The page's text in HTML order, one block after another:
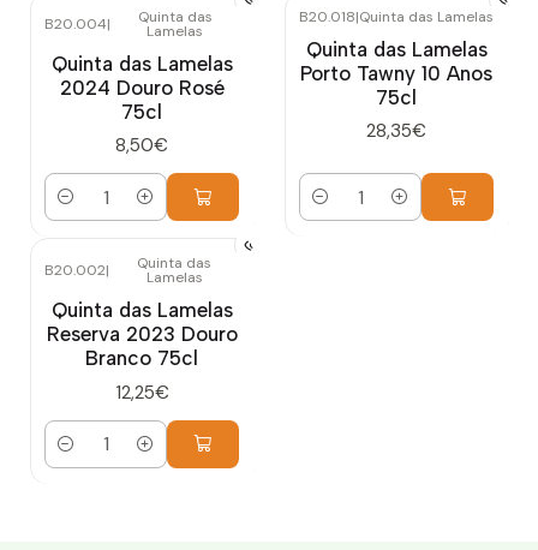
B20.004| Quinta das
Lamelas
Quinta das Lamelas
2024 Douro Rosé
75cl
8,50€
Quantidade
B20.018|Quinta das Lamelas
Quinta das Lamelas
Porto Tawny 10 Anos
75cl
28,35€
Quantidade
B20.002| Quinta das
Lamelas
Quinta das Lamelas
Reserva 2023 Douro
Branco 75cl
12,25€
Quantidade